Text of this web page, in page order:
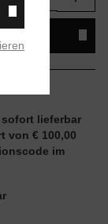
lieferbar
von € 100,00
im